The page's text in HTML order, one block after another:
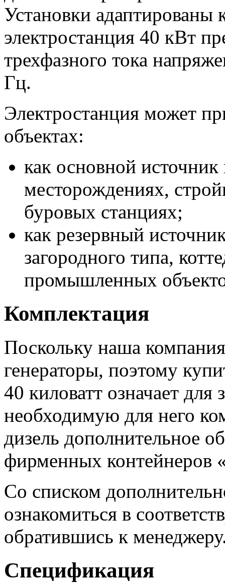
Установки адаптированы
электростанция 40 кВт
трехфазного тока
Гц.
Электростанция может
объектах:
как основной
месторождениях,
буровых станциях;
как резервный
загородного типа,
промышленных
Комплектация
Поскольку наша
генераторы, поэтому
40 киловатт означает
необходимую для него
дизель дополнительное
фирменных контейнеров
Со списком
ознакомиться в
обратившись к
Спецификация